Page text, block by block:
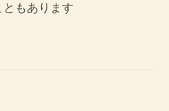
もあります